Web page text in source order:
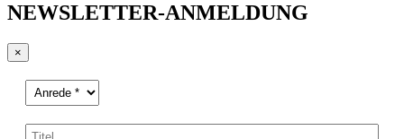
NEWSLETTER-ANMELDUNG
×